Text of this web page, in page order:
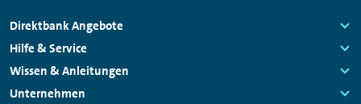
Footer
Navigation
Direktbank Angebote
Links:
Hilfe & Service
Links:
Wissen & Anleitungen
Links:
Unternehmen